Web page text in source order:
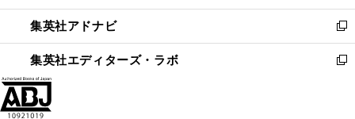
開
く
ウ
で
開
く
ン
ド
ウ
で
ウ
ィ
ン
ド
集英社アドナビ
新
し
い
集英社エディターズ・ラボ
新